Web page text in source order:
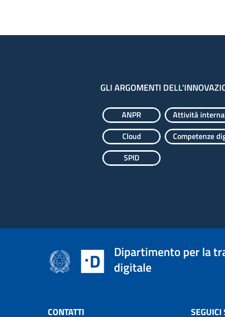
GLI ARGOMENTI
ANPR Attività
Cloud
Competenze
SPID
Dipartimento per la
digitale
CONTATTI SEGUICI